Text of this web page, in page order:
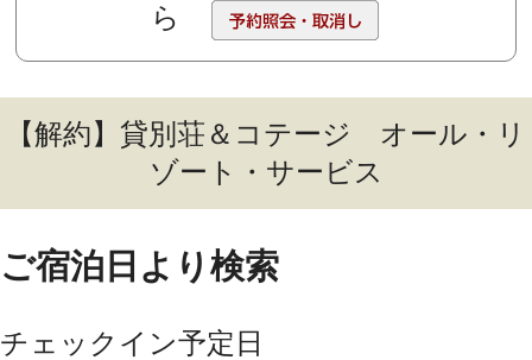
ら
【解約】貸別荘＆コテージ オール・リ
ゾート・サービス
ご宿泊日より検索
チェックイン予定日